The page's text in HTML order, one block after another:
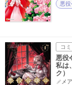
悪役
コ
悪役
私は
ク）
メ